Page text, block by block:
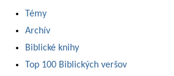
Témy
Archív
Biblické knihy
Top 100 Biblických veršov